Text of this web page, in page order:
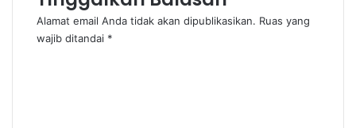
Alamat email Anda tidak akan dipublikasikan. Ruas yang
wajib ditandai *